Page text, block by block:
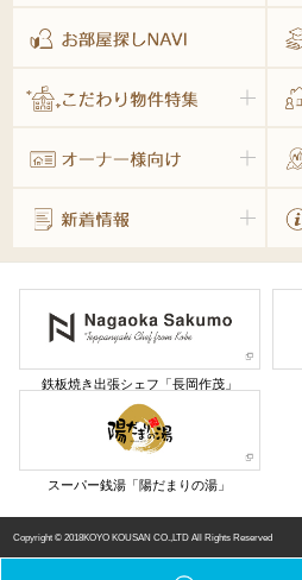
鉄板焼き出張シェフ「長岡作茂」
スーパー銭湯「陽だまりの湯」
Copyright © 2018KOYO KOUSAN CO.,LTD All Rights Reserved